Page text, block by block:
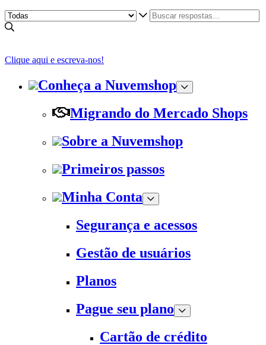
Clique aqui e escreva-nos!
Conheça a Nuvemshop
Migrando do Mercado Shops
Sobre a Nuvemshop
Primeiros passos
Minha Conta
Segurança e acessos
Gestão de usuários
Planos
Pague seu plano
Cartão de crédito